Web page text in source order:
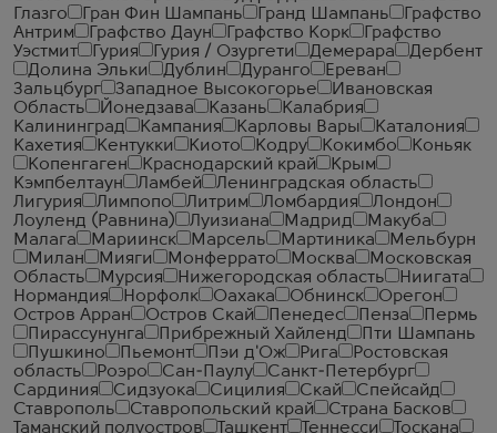
Глазго
Гран Фин Шампань Гранд Шампань
Графство
Антрим
Графство Даун Графство Корк
Графство
Уэстмит
Гурия Гурия / Озургети Демерара
Дербент
Долина Эльки
Дублин Дуранго
Ереван
Зальцбург
Западное Высокогорье
Ивановская
Область
Йонедзава Казань
Калабрия
Калининград
Кампания Карловы Вары
Каталония
Кахетия
Кентукки Киото Кодру Кокимбо
Коньяк
Копенгаген
Краснодарский край
Крым
Кэмпбелтаун
Ламбей
Ленинградская область
Лигурия
Лимпопо Литрим Ломбардия
Лондон
Лоуленд (Равнина)
Луизиана Мадрид
Макуба
Малага
Мариинск Марсель Мартиника
Мельбурн
Милан
Мияги Монферрато Москва
Московская
Область
Мурсия Нижегородская область
Ниигата
Нормандия
Норфолк Оахака Обнинск
Орегон
Остров Арран
Остров Скай Пенедес Пенза
Пермь
Пирассунунга
Прибрежный Хайленд
Пти Шампань
Пушкино
Пьемонт Пэи д'Ож Рига
Ростовская
область
Роэро Сан-Паулу
Санкт-Петербург
Сардиния
Сидзуока Сицилия Скай
Спейсайд
Ставрополь
Ставропольский край
Страна Басков
Таманский полуостров
Ташкент Теннесси
Тоскана